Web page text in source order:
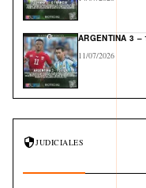
ARGENTINA 3 –
11/07/2026
JUDICIALES